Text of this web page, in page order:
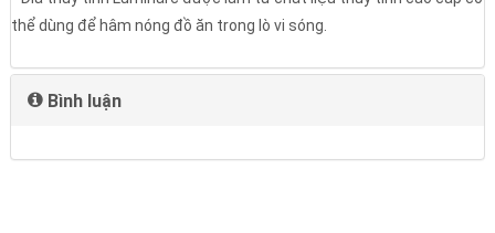
thể dùng để hâm nóng đồ ăn trong lò vi sóng.
Bình luận